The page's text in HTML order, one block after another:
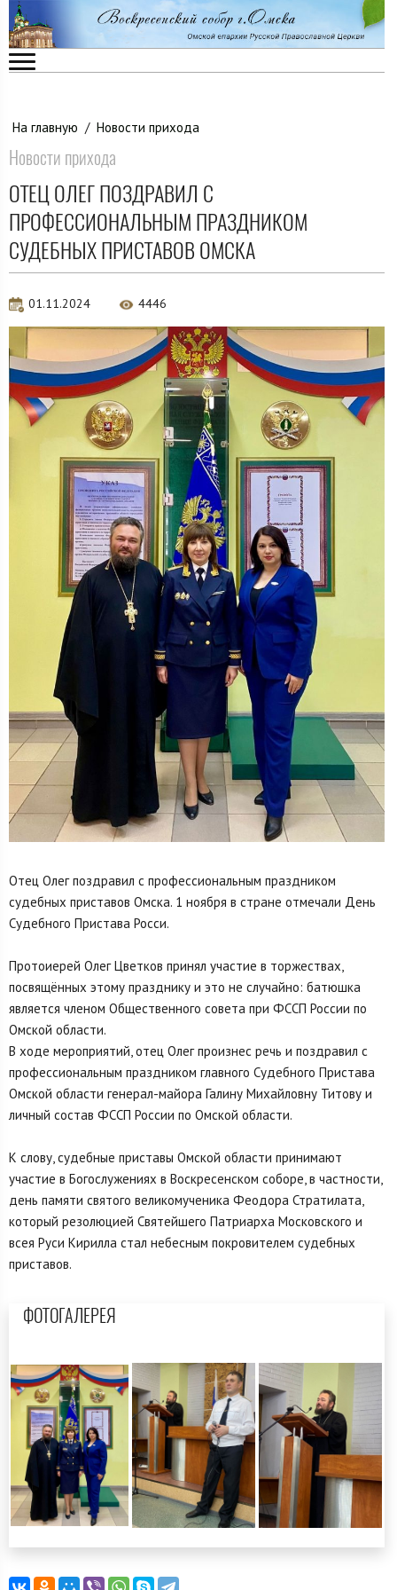
На главную / Новости прихода
Новости прихода
ОТЕЦ ОЛЕГ ПОЗДРАВИЛ С
ПРОФЕССИОНАЛЬНЫМ ПРАЗДНИКОМ
СУДЕБНЫХ ПРИСТАВОВ ОМСКА
01.11.2024 4446
Отец Олег поздравил с профессиональным праздником
судебных приставов Омска. 1 ноября в стране отмечали День
Судебного Пристава Росси.
Протоиерей Олег Цветков принял участие в торжествах,
посвящённых этому празднику и это не случайно: батюшка
является членом Общественного совета при ФССП России по
Омской области.
В ходе мероприятий, отец Олег произнес речь и поздравил с
профессиональным праздником главного Судебного Пристава
Омской области генерал-майора Галину Михайловну Титову и
личный состав ФССП России по Омской области.
К слову, судебные приставы Омской области принимают
участие в Богослужениях в Воскресенском соборе, в частности,
день памяти святого великомученика Феодора Стратилата,
который резолюцией Святейшего Патриарха Московского и
всея Руси Кирилла стал небесным покровителем судебных
приставов.
ФОТОГАЛЕРЕЯ